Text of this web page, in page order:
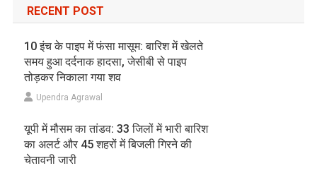
RECENT POST
10 इंच के पाइप में फंसा मासूम: बारिश में खेलते
समय हुआ दर्दनाक हादसा, जेसीबी से पाइप
तोड़कर निकाला गया शव
Upendra Agrawal
यूपी में मौसम का तांडव: 33 जिलों में भारी बारिश
का अलर्ट और 45 शहरों में बिजली गिरने की
चेतावनी जारी